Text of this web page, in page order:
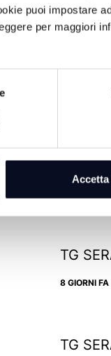
puoi impostare
per maggiori
TG
TG
8 GIORNI FA
TG